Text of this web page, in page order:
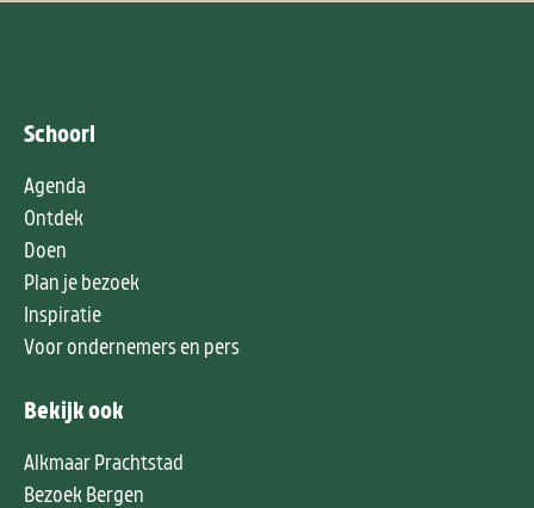
Schoorl
Agenda
Ontdek
Doen
Plan je bezoek
Inspiratie
Voor ondernemers en pers
Bekijk ook
Alkmaar Prachtstad
Bezoek Bergen